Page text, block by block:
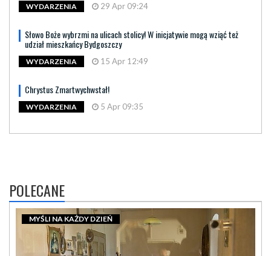
WYDARZENIA 29 Apr 09:24
Słowo Boże wybrzmi na ulicach stolicy! W inicjatywie mogą wziąć też
udział mieszkańcy Bydgoszczy
WYDARZENIA 15 Apr 12:49
Chrystus Zmartwychwstał!
WYDARZENIA 5 Apr 09:35
POLECANE
MYŚLI NA KAŻDY DZIEŃ